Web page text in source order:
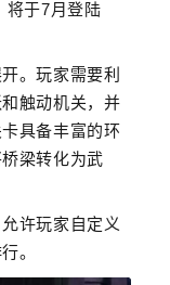
将于7月登陆
。玩家需要利
触动机关，并
具备丰富的环
梁转化为武
许玩家自定义
。